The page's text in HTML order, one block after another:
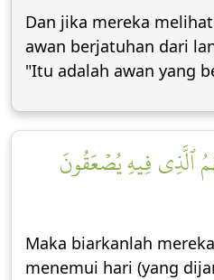
Dan jika mereka
awan berjatuhan dari
"Itu adalah awan yang
ٱلَّذِي فِيهِ يُصۡعَقُونَ
Maka biarkanlah
menemui hari (yang